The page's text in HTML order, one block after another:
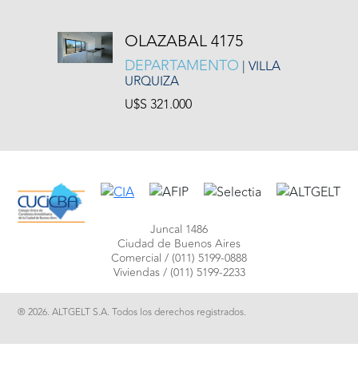
OLAZABAL 4175
DEPARTAMENTO | VILLA
URQUIZA
U$S 321.000
Juncal 1486
Ciudad de Buenos Aires
Comercial /(011) 5199-0888
Viviendas /(011) 5199-2233
® 2026. ALTGELT S.A. Todos los derechos registrados.